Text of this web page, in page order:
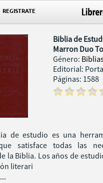
REGISTRATE
Biblia de
Marron Duo
Género:
Editorial:
Páginas: 1588
de estudio es una
satisface todas las
la Biblia. Los años de
literari